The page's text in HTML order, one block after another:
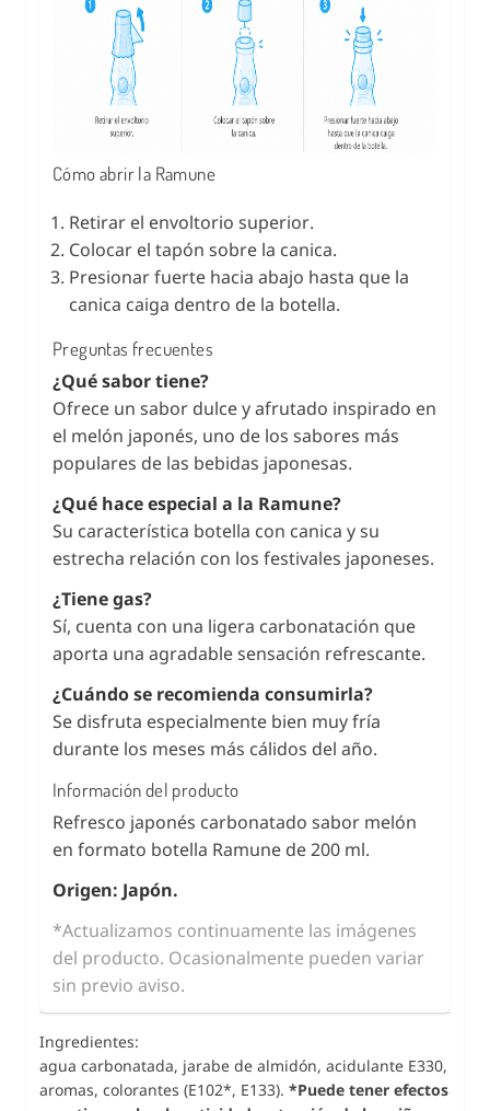
Cómo abrir la Ramune
Retirar el envoltorio superior.
Colocar el tapón sobre la canica.
Presionar fuerte hacia abajo hasta que la
canica caiga dentro de la botella.
Preguntas frecuentes
¿Qué sabor tiene?
Ofrece un sabor dulce y afrutado inspirado en
el melón japonés, uno de los sabores más
populares de las bebidas japonesas.
¿Qué hace especial a la Ramune?
Su característica botella con canica y su
estrecha relación con los festivales japoneses.
¿Tiene gas?
Sí, cuenta con una ligera carbonatación que
aporta una agradable sensación refrescante.
¿Cuándo se recomienda consumirla?
Se disfruta especialmente bien muy fría
durante los meses más cálidos del año.
Información del producto
Refresco japonés carbonatado sabor melón
en formato botella Ramune de 200 ml.
Origen: Japón.
*Actualizamos continuamente las imágenes
del producto. Ocasionalmente pueden variar
sin previo aviso.
Ingredientes:
agua carbonatada, jarabe de almidón, acidulante E330,
aromas, colorantes (E102*, E133). *Puede tener efectos